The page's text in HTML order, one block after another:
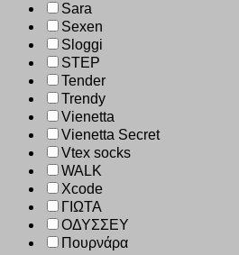
Sara
Sexen
Sloggi
STEP
Tender
Trendy
Vienetta
Vienetta Secret
Vtex socks
WALK
Xcode
ΓΙΩΤΑ
ΟΔΥΣΣΕΥ
Πουρνάρα